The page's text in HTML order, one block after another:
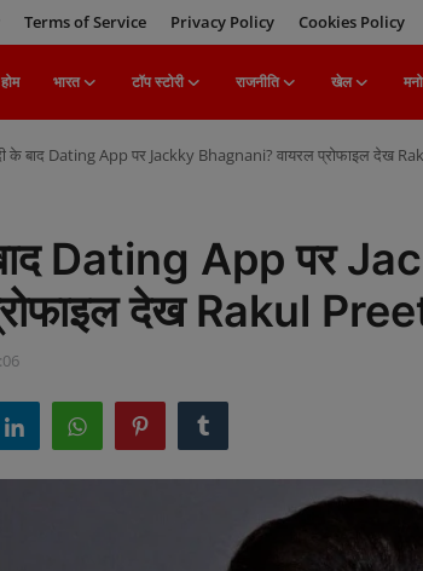
Terms of Service Privacy Policy Cookies Policy
होम भारत टॉप स्टोरी राजनीति खेल
के बाद Dating App पर Jackky Bhagnani? वायरल प्रोफाइल देख
Dating App पर
देख Rakul